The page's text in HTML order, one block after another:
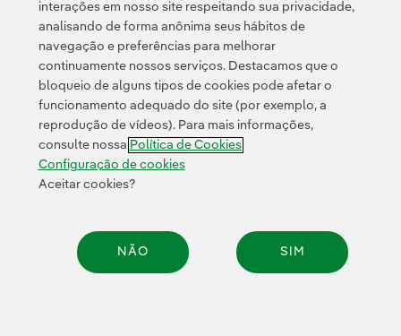
Contato Clientes Política de Privacidade Informação legal
Transparência no uso da IA Política de cookies Configuração de cookies
Acessibilidade Canal de denúncias
© 2026 Iberdrola, S.A. Todos os direitos reservados.
interações em nosso site respeitando sua privacidade,
analisando de forma anônima seus hábitos de
navegação e preferências para melhorar
continuamente nossos serviços. Destacamos que o
bloqueio de alguns tipos de cookies pode afetar o
funcionamento adequado do site (por exemplo, a
reprodução de vídeos). Para mais informações,
consulte nossa Política de Cookies
Configuração de cookies
Aceitar cookies?
NÃO SIM